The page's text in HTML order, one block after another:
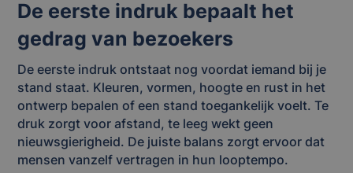
De eerste indruk bepaalt het
gedrag van bezoekers
De eerste indruk ontstaat nog voordat iemand bij je
stand staat. Kleuren, vormen, hoogte en rust in het
ontwerp bepalen of een stand toegankelijk voelt. Te
druk zorgt voor afstand, te leeg wekt geen
nieuwsgierigheid. De juiste balans zorgt ervoor dat
mensen vanzelf vertragen in hun looptempo.